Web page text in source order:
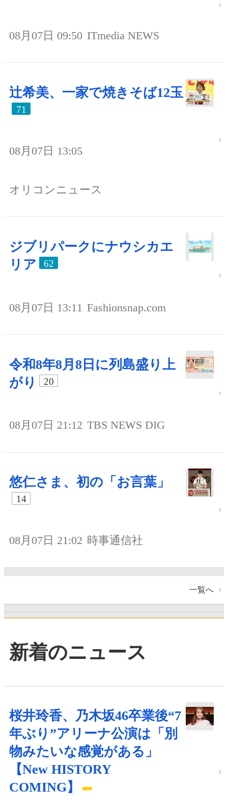
08月07日 09:50 ITmedia NEWS
辻希美、一家で焼きそば12玉
71
08月07日 13:05
オリコンニュース
ジブリパークにナウシカエ
リア
62
08月07日 13:11 Fashionsnap.com
令和8年8月8日に列島盛り上
がり
20
08月07日 21:12 TBS NEWS DIG
悠仁さま、初の「お言葉」
14
08月07日 21:02 時事通信社
一覧へ
新着のニュース
桜井玲香、乃木坂46卒業後“7
年ぶり”アリーナ公演は「別
物みたいな感覚がある」
【New HISTORY
COMING】